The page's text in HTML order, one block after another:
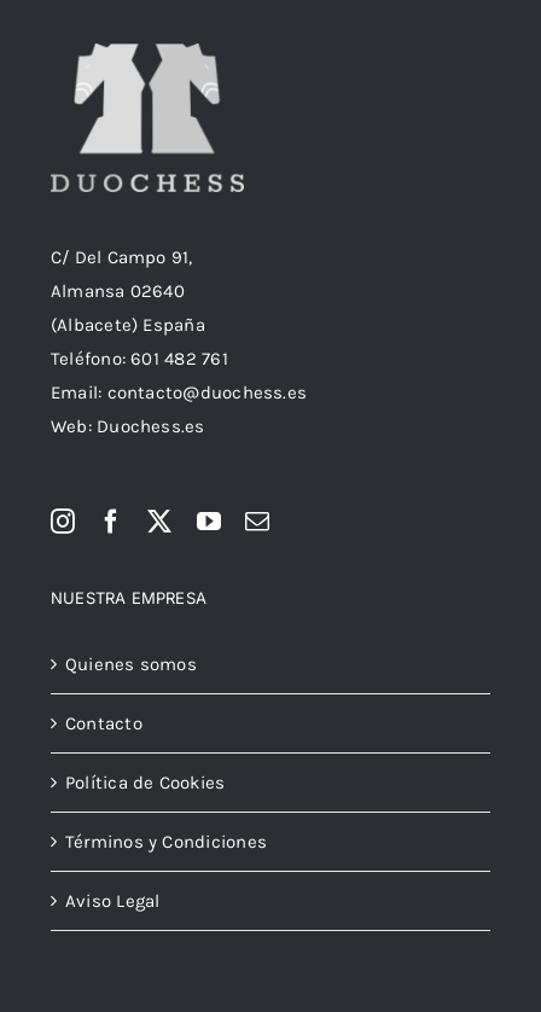
C/ Del Campo 91,
Almansa 02640
(Albacete) España
Teléfono:601 482 761
Email: contacto@duochess.es
Web: Duochess.es
NUESTRA EMPRESA
Quienes somos
Contacto
Política de Cookies
Términos y Condiciones
Aviso Legal